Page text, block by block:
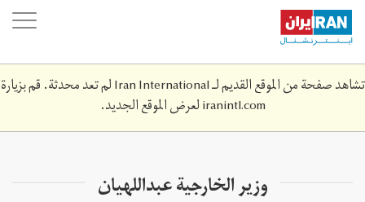
Skip
main
content
تشاهد صفحة من الموقع القديم لـ Iran International لم تعد محدثة. قم بزيارة
iranintl.comلعرض الموقع الجديد.
وزير الخارجية عبداللهيان